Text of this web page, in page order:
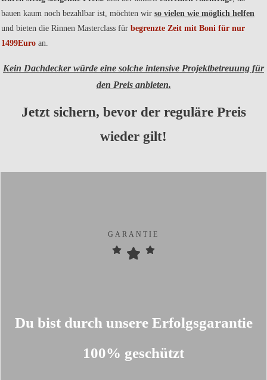
bauen kaum noch bezahlbar ist, möchten wir so vielen wie möglich helfen
und bieten die Rinnen Masterclass für begrenzte Zeit mit Boni für nur
1499Euro an.
Kein Dachdecker würde eine solche intensive Projektbetreuung für
den Preis anbieten.
Jetzt sichern, bevor der reguläre Preis
wieder gilt!
GARANTIE
Du bist durch unsere Erfolgsgarantie
100% geschützt